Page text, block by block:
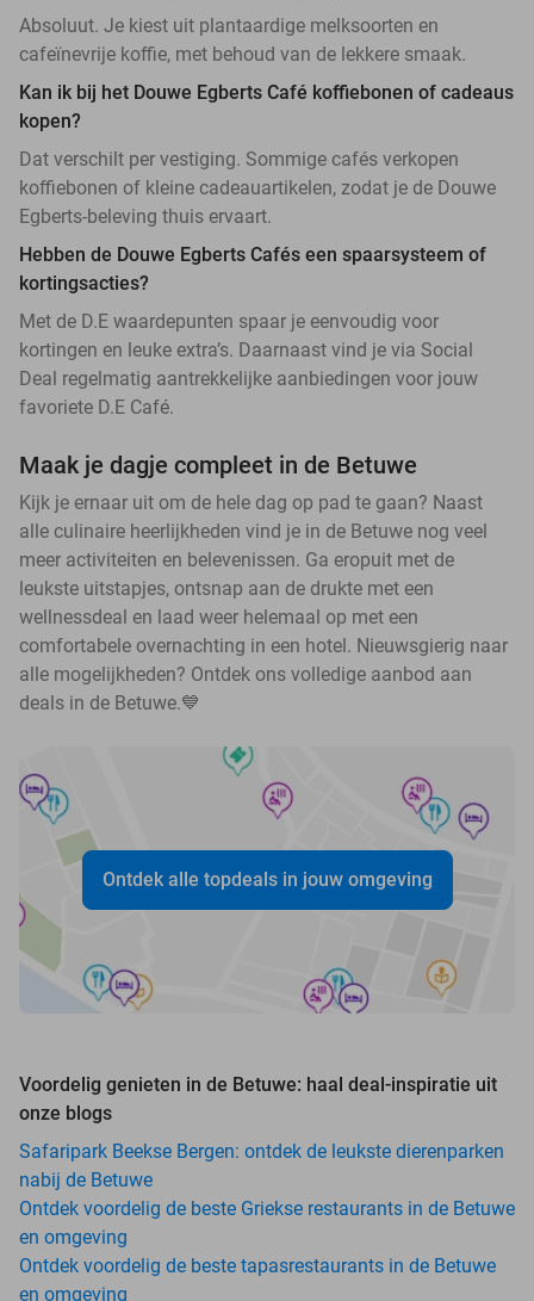
Absoluut. Je kiest uit plantaardige melksoorten en
cafeïnevrije koffie, met behoud van de lekkere smaak.
Kan ik bij het Douwe Egberts Café koffiebonen of cadeaus
kopen?
Dat verschilt per vestiging. Sommige cafés verkopen
koffiebonen of kleine cadeauartikelen, zodat je de Douwe
Egberts-beleving thuis ervaart.
Hebben de Douwe Egberts Cafés een spaarsysteem of
kortingsacties?
Met de D.E waardepunten spaar je eenvoudig voor
kortingen en leuke extra’s. Daarnaast vind je via Social
Deal regelmatig aantrekkelijke aanbiedingen voor jouw
favoriete D.E Café.
Maak je dagje compleet in de Betuwe
Kijk je ernaar uit om de hele dag op pad te gaan? Naast
alle culinaire heerlijkheden vind je in de Betuwe nog veel
meer activiteiten en belevenissen. Ga eropuit met de
leukste uitstapjes, ontsnap aan de drukte met een
wellnessdeal en laad weer helemaal op met een
comfortabele overnachting in een hotel. Nieuwsgierig naar
alle mogelijkheden? Ontdek ons volledige aanbod aan
deals in de Betuwe.💙
Ontdek alle topdeals in jouw omgeving
Voordelig genieten in de Betuwe: haal deal-inspiratie uit
onze blogs
Safaripark Beekse Bergen: ontdek de leukste dierenparken
nabij de Betuwe
Ontdek voordelig de beste Griekse restaurants in de Betuwe
en omgeving
Ontdek voordelig de beste tapasrestaurants in de Betuwe
en omgeving